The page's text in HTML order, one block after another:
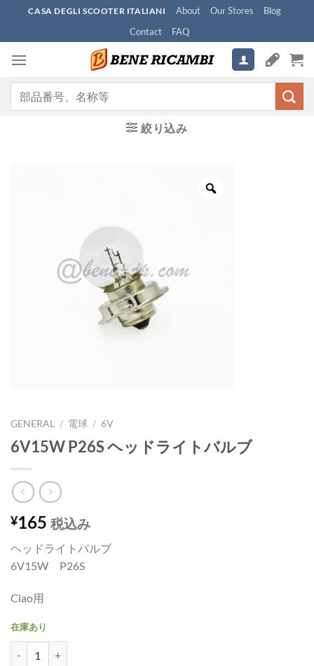
content
CASA DEGLI SCOOTER ITALIANI About Our Stores
Blog
Contact
FAQ
絞り込み
GENERAL / 電球 / 6V
6V15W P26S ヘッドライトバルブ
¥165 税込み
ヘッドライトバルブ
6V15W P26S
Ciao用
在庫あり